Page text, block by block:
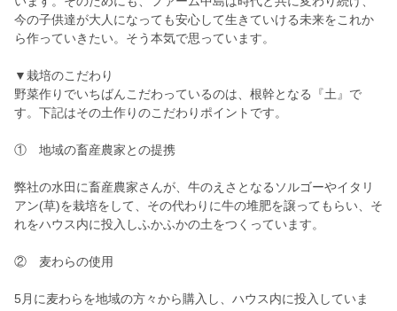
今の子供達が大人になっても安心して生きていける未来をこれか
ら作っていきたい。そう本気で思っています。
▼栽培のこだわり
野菜作りでいちばんこだわっているのは、根幹となる『土』で
す。下記はその土作りのこだわりポイントです。
① 地域の畜産農家との提携
弊社の水田に畜産農家さんが、牛のえさとなるソルゴーやイタリ
アン(草)を栽培をして、その代わりに牛の堆肥を譲ってもらい、そ
れをハウス内に投入しふかふかの土をつくっています。
② 麦わらの使用
5月に麦わらを地域の方々から購入し、ハウス内に投入していま